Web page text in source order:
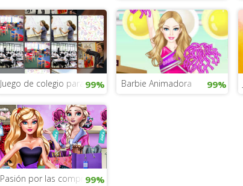
Juego de colegio para primaria
99% Barbie Animadora 99%
Pasión por las compras99%